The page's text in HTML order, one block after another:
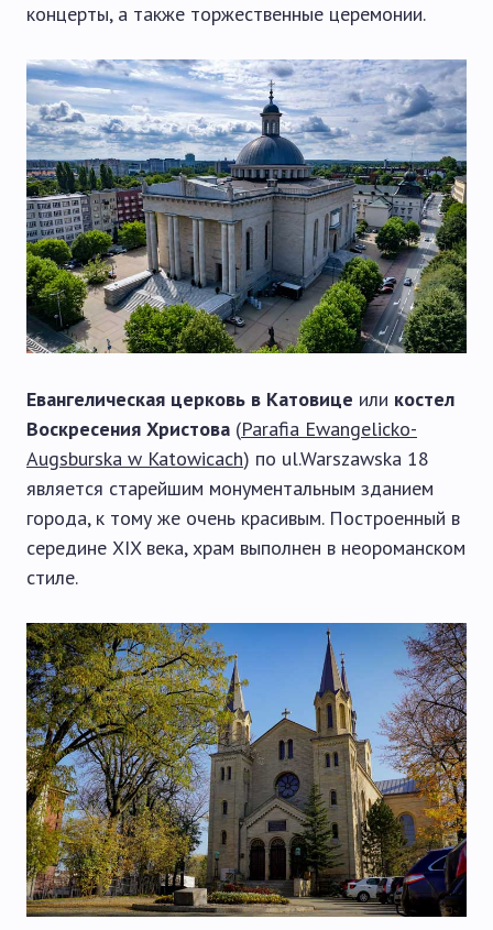
концерты, а также торжественные церемонии.
Евангелическая церковь в Катовице или костел
Воскресения Христова (Parafia Ewangelicko-
Augsburska w Katowicach) по ul.Warszawska 18
является старейшим монументальным зданием
города, к тому же очень красивым. Построенный в
середине XIX века, храм выполнен в неороманском
стиле.